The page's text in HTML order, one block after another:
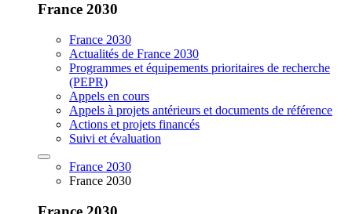
France 2030
France 2030
Actualités de France 2030
Programmes et équipements prioritaires de recherche
(PEPR)
Appels en cours
Appels à projets antérieurs et documents de référence
Actions et projets financés
Suivi et évaluation
France 2030
France 2030